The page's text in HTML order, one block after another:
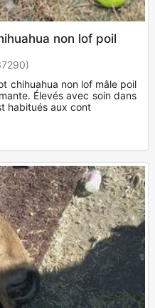
non lof poil
chihuahua non lof mâle poil
Élevés avec soin dans
habitués aux cont